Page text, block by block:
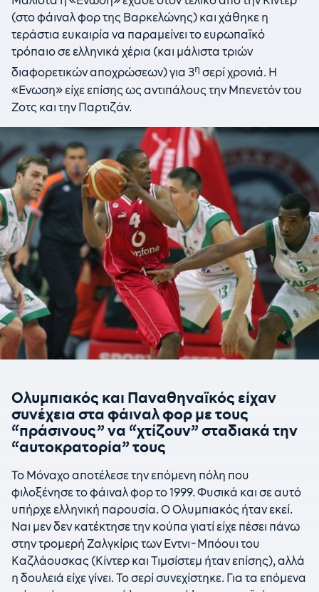
(στο φάιναλ φορ της Βαρκελώνης) και χάθηκε η
τεράστια ευκαιρία να παραμείνει το ευρωπαϊκό
τρόπαιο σε ελληνικά χέρια (και μάλιστα τριών
διαφορετικών αποχρώσεων) για 3η σερί χρονιά. Η
«Ενωση» είχε επίσης ως αντιπάλους την Μπενετόν του
Ζοτς και την Παρτιζάν.
Ολυμπιακός και Παναθηναϊκός είχαν
συνέχεια στα φάιναλ φορ με τους
“πράσινους” να “χτίζουν” σταδιακά την
“αυτοκρατορία” τους
Το Μόναχο αποτέλεσε την επόμενη πόλη που
φιλοξένησε το φάιναλ φορ το 1999. Φυσικά και σε αυτό
υπήρχε ελληνική παρουσία. Ο Ολυμπιακός ήταν εκεί.
Ναι μεν δεν κατέκτησε την κούπα γιατί είχε πέσει πάνω
στην τρομερή Ζαλγκίρις των Εντνι-Μπόουι του
Καζλάουσκας (Κίντερ και Τιμσίστεμ ήταν επίσης), αλλά
η δουλειά είχε γίνει. Το σερί συνεχίστηκε. Για τα επόμενα